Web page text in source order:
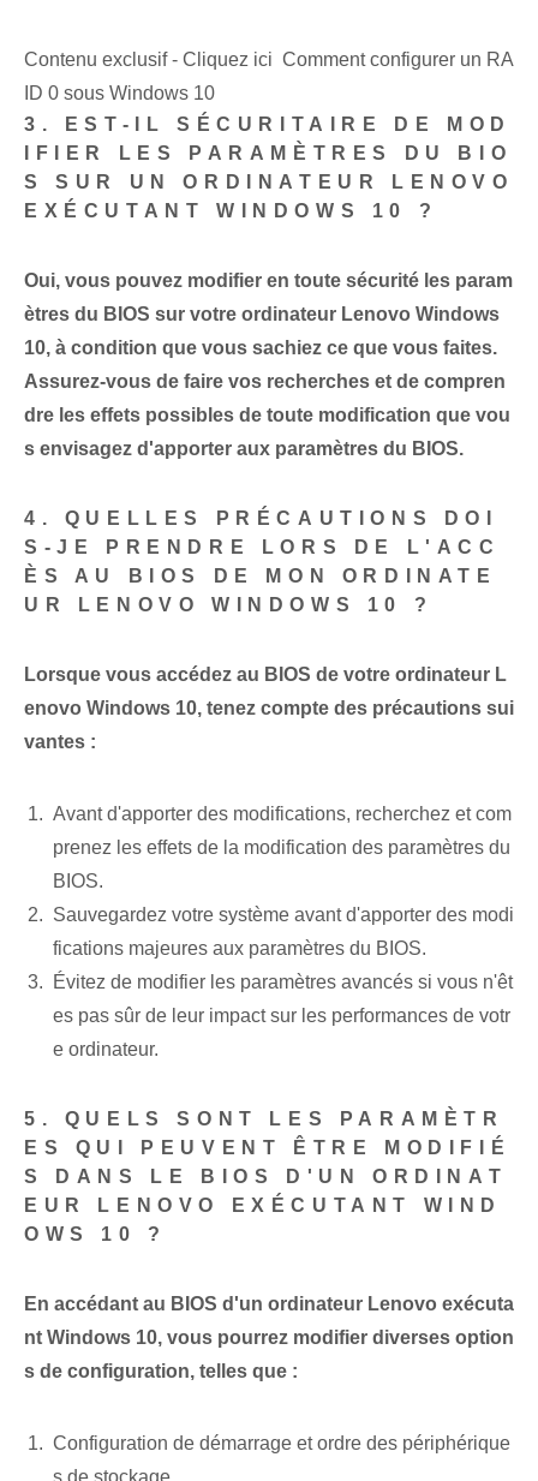
Contenu exclusif - Cliquez ici Comment configurer un RA
ID 0 sous Windows 10
3. EST-IL SÉCURITAIRE DE MOD
IFIER LES PARAMÈTRES DU BIO
S SUR UN ORDINATEUR LENOVO
EXÉCUTANT WINDOWS 10 ?
Oui, vous pouvez modifier en toute sécurité les param
ètres du BIOS sur votre ordinateur Lenovo Windows
10, à condition que vous sachiez ce que vous faites.
Assurez-vous de faire vos recherches et de compren
dre les effets possibles de toute modification que vou
s envisagez d'apporter aux paramètres du BIOS.
4. QUELLES PRÉCAUTIONS DOI
S-JE PRENDRE LORS DE L'ACC
ÈS AU BIOS DE MON ORDINATE
UR LENOVO WINDOWS 10 ?
Lorsque vous accédez au BIOS de votre ordinateur L
enovo Windows 10, tenez compte des précautions sui
vantes :
Avant d'apporter des modifications, recherchez et com
prenez les effets de la modification des paramètres du
BIOS.
Sauvegardez votre système avant d'apporter des modi
fications majeures aux paramètres du BIOS.
Évitez de modifier les paramètres avancés si vous n'êt
es pas sûr de leur impact sur les performances de votr
e ordinateur.
5. QUELS SONT LES PARAMÈTR
ES QUI PEUVENT ÊTRE MODIFIÉ
S DANS LE BIOS D'UN ORDINAT
EUR LENOVO EXÉCUTANT WIND
OWS 10 ?
En accédant au BIOS d'un ordinateur Lenovo exécuta
nt Windows 10, vous pourrez modifier diverses option
s de configuration, telles que :
Configuration de démarrage et ordre des périphérique